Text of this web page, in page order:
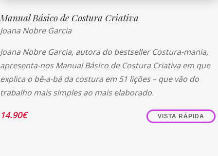
Manual Básico de Costura Criativa
Joana Nobre Garcia
Joana Nobre Garcia, autora do bestseller Costura-mania,
apresenta-nos Manual Básico de Costura Criativa em que
explica o bê-a-bá da costura em 51 lições – que vão do
trabalho mais simples ao mais elaborado.
14.90€ VISTA RÁPIDA